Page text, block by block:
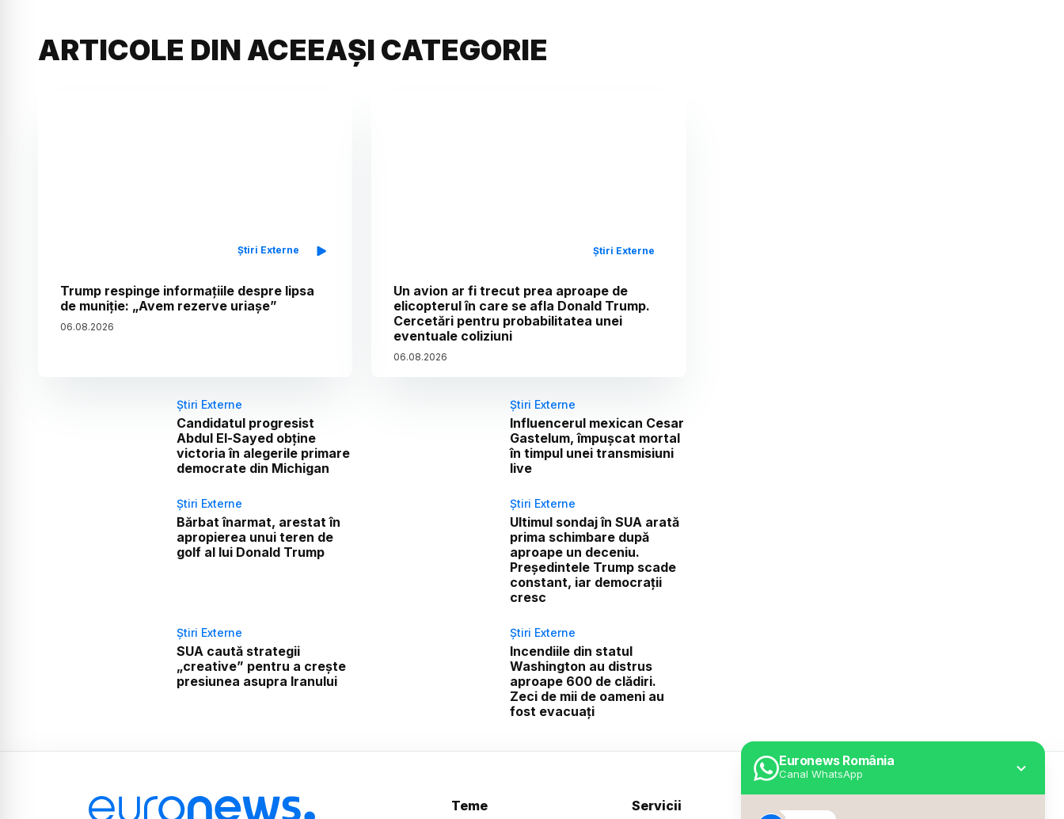
Euronews România
Canal WhatsApp
ARTICOLE DIN ACEEAȘI CATEGORIE
Știri Externe
Trump respinge informațiile despre lipsa
de muniție: „Avem rezerve uriașe”
06.08.2026
Știri Externe
Un avion ar fi trecut prea aproape de
elicopterul în care se afla Donald Trump.
Cercetări pentru probabilitatea unei
eventuale coliziuni
06.08.2026
Știri Externe
Candidatul progresist
Abdul El-Sayed obține
victoria în alegerile primare
democrate din Michigan
Știri Externe
Influencerul mexican Cesar
Gastelum, împușcat mortal
în timpul unei transmisiuni
live
Știri Externe
Bărbat înarmat, arestat în
apropierea unui teren de
golf al lui Donald Trump
Știri Externe
Ultimul sondaj în SUA arată
prima schimbare după
aproape un deceniu.
Președintele Trump scade
constant, iar democrații
cresc
Știri Externe
SUA caută strategii
„creative” pentru a crește
presiunea asupra Iranului
Știri Externe
Incendiile din statul
Washington au distrus
aproape 600 de clădiri.
Zeci de mii de oameni au
fost evacuați
Teme Servicii